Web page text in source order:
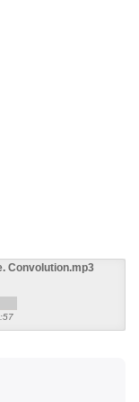
Convolution.mp3